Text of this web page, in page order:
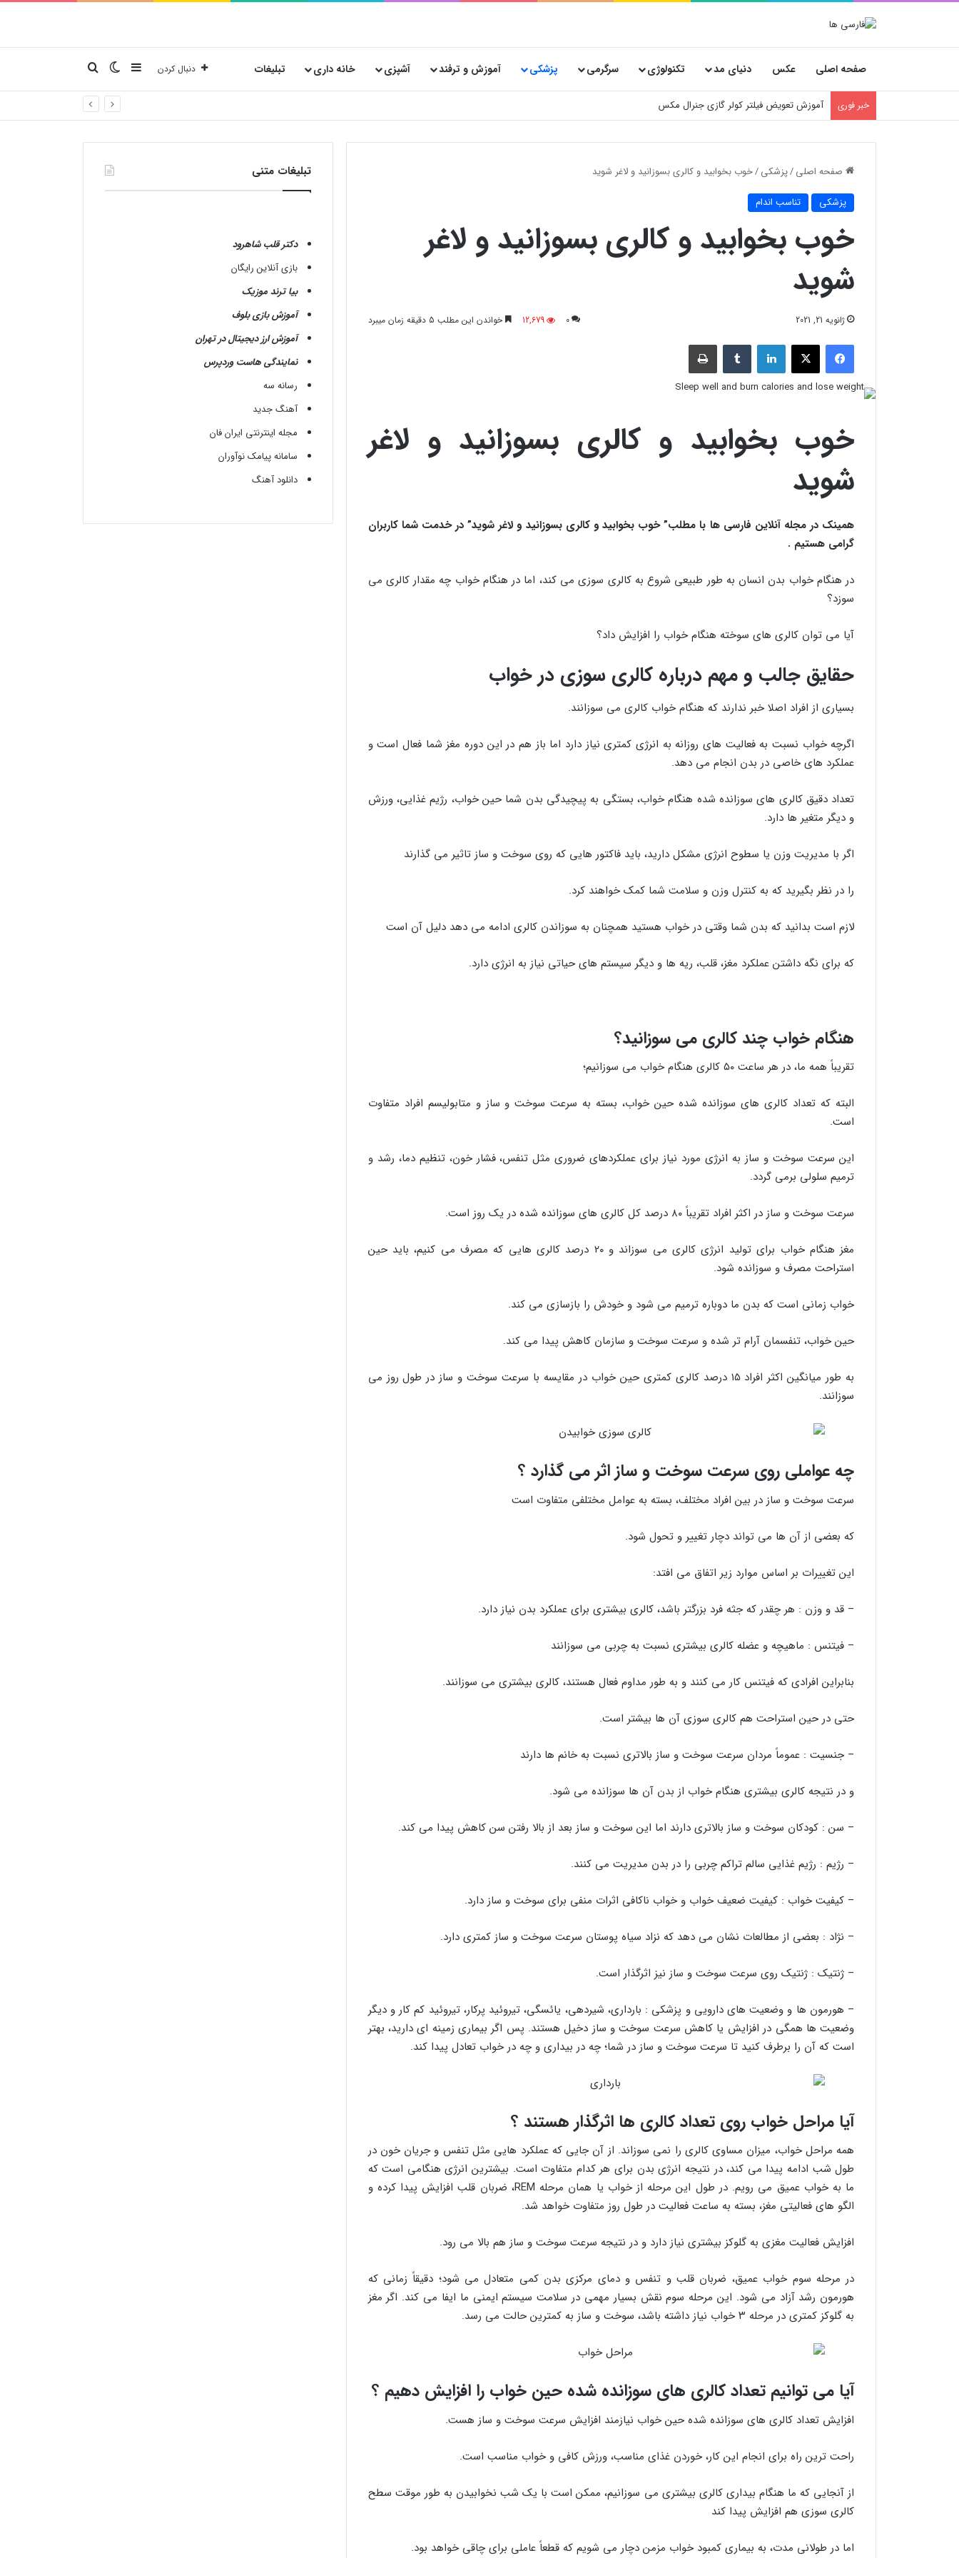
صفحه اصلی عکس دنیای مد تکنولوژی سرگرمی پزشکی آموزش و ترفند آشپزی خانه داری تبلیغات دنبال کردن نوارکناریتغییر پوسته
جستجو برای
خبر فوری خسارت‌های پنهان فروشگاه‌ها؛ چرا انتخاب کارتن پستی حیاتی است؟
صفحه اصلی/پزشکی/خوب بخوابید و کالری بسوزانید و لاغر شوید
پزشکی تناسب اندام
خوب بخوابید و کالری بسوزانید و لاغر
شوید
ژانویه 21, 2021 0
12,679 خواندن این مطلب 5 دقیقه زمان میبرد
فیسبوک X لینکدین ‫تامبلر چاپ
خوب بخوابید و کالری بسوزانید و لاغر
شوید
همینک در مجله آنلاین فارسی ها با مطلب” خوب بخوابید و کالری بسوزانید و لاغر شوید” در خدمت شما کاربران
گرامی هستیم .
در هنگام خواب بدن انسان به طور طبیعی شروع به کالری سوزی می کند، اما در هنگام خواب چه مقدار کالری می
سوزد؟
آیا می توان کالری های سوخته هنگام خواب را افزایش داد؟
حقایق جالب و مهم درباره کالری سوزی در خواب
بسیاری از افراد اصلا خبر ندارند که هنگام خواب کالری می سوزانند.
اگرچه خواب نسبت به فعالیت های روزانه به انرژی کمتری نیاز دارد اما باز هم در این دوره مغز شما فعال است و
عملکرد های خاصی در بدن انجام می دهد.
تعداد دقیق کالری های سوزانده شده هنگام خواب، بستگی به پیچیدگی بدن شما حین خواب، رژیم غذایی، ورزش
و دیگر متغیر ها دارد.
اگر با مدیریت وزن یا سطوح انرژی مشکل دارید، باید فاکتور هایی که روی سوخت و ساز تاثیر می گذارند
را در نظر بگیرید که به کنترل وزن و سلامت شما کمک خواهند کرد.
لازم است بدانید که بدن شما وقتی در خواب هستید همچنان به سوزاندن کالری ادامه می دهد دلیل آن است
که برای نگه داشتن عملکرد مغز، قلب، ریه ها و دیگر سیستم های حیاتی نیاز به انرژی دارد.
هنگام خواب چند کالری می سوزانید؟
تقریباً همه ما، در هر ساعت ۵۰ کالری هنگام خواب می سوزانیم؛
البته که تعداد کالری های سوزانده شده حین خواب، بسته به سرعت سوخت و ساز و متابولیسم افراد متفاوت
است.
این سرعت سوخت و ساز به انرژی مورد نیاز برای عملکردهای ضروری مثل تنفس، فشار خون، تنظیم دما، رشد و
ترمیم سلولی برمی گردد.
سرعت سوخت و ساز در اکثر افراد تقریباً ۸۰ درصد کل کالری های سوزانده شده در یک روز است.
مغز هنگام خواب برای تولید انرژی کالری می سوزاند و ۲۰ درصد کالری هایی که مصرف می کنیم، باید حین
استراحت مصرف و سوزانده شود.
خواب زمانی است که بدن ما دوباره ترمیم می شود و خودش را بازسازی می کند.
حین خواب، تنفسمان آرام تر شده و سرعت سوخت و سازمان کاهش پیدا می کند.
به طور میانگین اکثر افراد ۱۵ درصد کالری کمتری حین خواب در مقایسه با سرعت سوخت و ساز در طول روز می
سوزانند.
چه عواملی روی سرعت سوخت و ساز اثر می گذارد ؟
سرعت سوخت و ساز در بین افراد مختلف، بسته به عوامل مختلفی متفاوت است
که بعضی از آن ها می تواند دچار تغییر و تحول شود.
این تغییرات بر اساس موارد زیر اتفاق می افتد:
– قد و وزن : هر چقدر که جثه فرد بزرگتر باشد، کالری بیشتری برای عملکرد بدن نیاز دارد.
– فیتنس : ماهیچه و عضله کالری بیشتری نسبت به چربی می سوزانند
بنابراین افرادی که فیتنس کار می کنند و به طور مداوم فعال هستند، کالری بیشتری می سوزانند.
حتی در حین استراحت هم کالری سوزی آن ها بیشتر است.
– جنسیت : عموماً مردان سرعت سوخت و ساز بالاتری نسبت به خانم ها دارند
و در نتیجه کالری بیشتری هنگام خواب از بدن آن ها سوزانده می شود.
– سن : کودکان سوخت و ساز بالاتری دارند اما این سوخت و ساز بعد از بالا رفتن سن کاهش پیدا می کند.
– رژیم : رژیم غذایی سالم تراکم چربی را در بدن مدیریت می کنند.
– کیفیت خواب : کیفیت ضعیف خواب و خواب ناکافی اثرات منفی برای سوخت و ساز دارد.
– نژاد : بعضی از مطالعات نشان می دهد که نزاد سیاه پوستان سرعت سوخت و ساز کمتری دارد.
– ژنتیک : ژنتیک روی سرعت سوخت و ساز نیز اثرگذار است.
– هورمون ها و وضعیت های دارویی و پزشکی : بارداری، شیردهی، یائسگی، تیروئید پرکار، تیروئید کم کار و دیگر
وضعیت ها همگی در افزایش یا کاهش سرعت سوخت و ساز دخیل هستند. پس اگر بیماری زمینه ای دارید، بهتر
است که آن را برطرف کنید تا سرعت سوخت و ساز در شما؛ چه در بیداری و چه در خواب تعادل پیدا کند.
آیا مراحل خواب روی تعداد کالری ها اثرگذار هستند ؟
همه مراحل خواب، میزان مساوی کالری را نمی سوزاند. از آن جایی که عملکرد هایی مثل تنفس و جریان خون در
طول شب ادامه پیدا می کند، در نتیجه انرژی بدن برای هر کدام متفاوت است. بیشترین انرژی هنگامی است که
ما به خواب عمیق می رویم. در طول این مرحله از خواب یا همان مرحله REM، ضربان قلب افزایش پیدا کرده و
الگو های فعالیتی مغز، بسته به ساعت فعالیت در طول روز متفاوت خواهد شد.
افزایش فعالیت مغزی به گلوکز بیشتری نیاز دارد و در نتیجه سرعت سوخت و ساز هم بالا می رود.
در مرحله سوم خواب عمیق، ضربان قلب و تنفس و دمای مرکزی بدن کمی متعادل می شود؛ دقیقاً زمانی که
هورمون رشد آزاد می شود. این مرحله سوم نقش بسیار مهمی در سلامت سیستم ایمنی ما ایفا می کند. اگر مغز
به گلوکز کمتری در مرحله ۳ خواب نیاز داشته باشد، سوخت و ساز به کمترین حالت می رسد.
آیا می توانیم تعداد کالری های سوزانده شده حین خواب را افزایش دهیم ؟
افزایش تعداد کالری های سوزانده شده حین خواب نیازمند افزایش سرعت سوخت و ساز هست.
راحت ترین راه برای انجام این کار، خوردن غذای مناسب، ورزش کافی و خواب مناسب است.
از آنجایی که ما هنگام بیداری کالری بیشتری می سوزانیم، ممکن است با یک شب نخوابیدن به طور موقت سطح
کالری سوزی هم افزایش پیدا کند
اما در طولانی مدت، به بیماری کمبود خواب مزمن دچار می شویم که قطعاً عاملی برای چاقی خواهد بود.
تبلیغات متنی
دکتر قلب شاهرود
بازی آنلاین رایگان
بیا ترند موزیک
آموزش بازی بلوف
آموزش ارز دیجیتال در تهران
نمایندگی هاست وردپرس
رسانه سه
آهنگ جدید
مجله اینترنتی ایران فان
سامانه پیامک نوآوران
دانلود آهنگ